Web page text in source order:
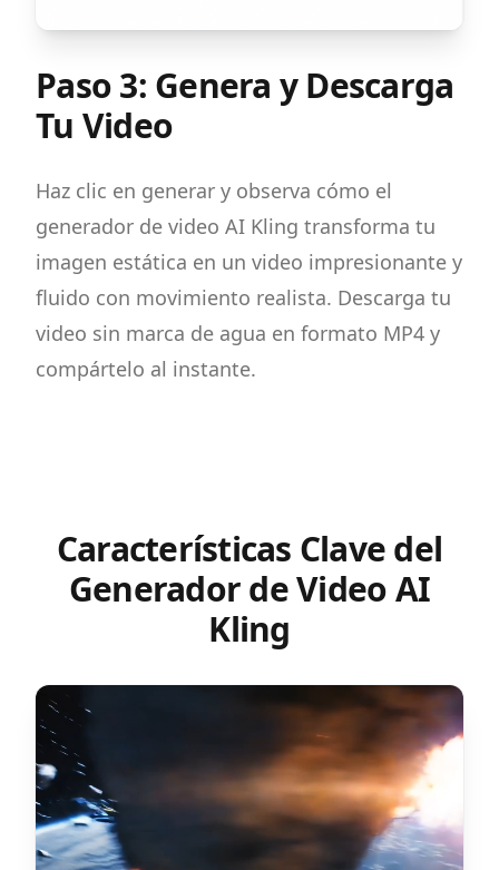
Paso 3: Genera y Descarga
Tu Video
Haz clic en generar y observa cómo el
generador de video AI Kling transforma tu
imagen estática en un video impresionante y
fluido con movimiento realista. Descarga tu
video sin marca de agua en formato MP4 y
compártelo al instante.
Características Clave del
Generador de Video AI
Kling